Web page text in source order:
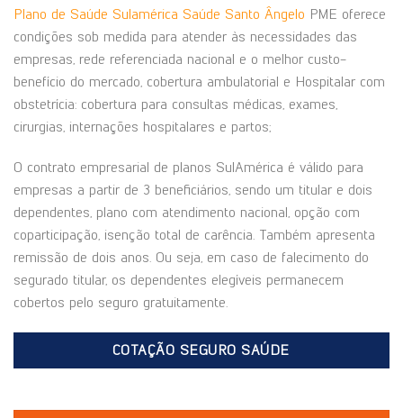
Plano de Saúde Sulamérica Saúde Santo Ângelo PME oferece
condições sob medida para atender às necessidades das
empresas, rede referenciada nacional e o melhor custo-
benefício do mercado, cobertura ambulatorial e Hospitalar com
obstetrícia: cobertura para consultas médicas, exames,
cirurgias, internações hospitalares e partos;
O contrato empresarial de planos SulAmérica é válido para
empresas a partir de 3 beneficiários, sendo um titular e dois
dependentes, plano com atendimento nacional, opção com
coparticipação, isenção total de carência. Também apresenta
remissão de dois anos. Ou seja, em caso de falecimento do
segurado titular, os dependentes elegíveis permanecem
cobertos pelo seguro gratuitamente.
COTAÇÃO SEGURO SAÚDE